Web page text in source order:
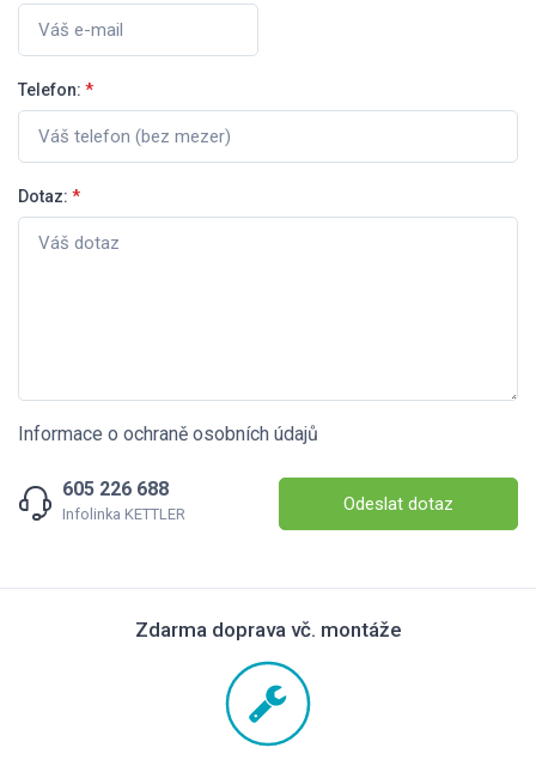
Telefon: *
Dotaz: *
Informace o ochraně osobních údajů
605 226 688
Infolinka KETTLER Odeslat dotaz
Zdarma doprava vč. montáže